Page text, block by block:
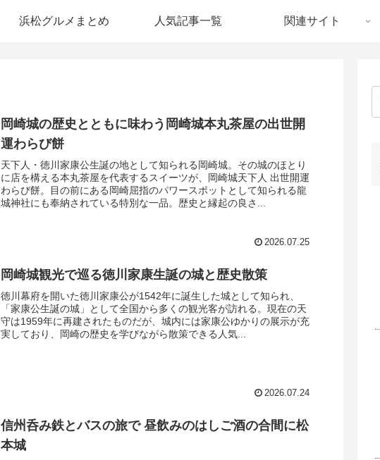
浜松グルメまとめ 人気記事一覧 関連サイト
岡崎城の歴史とともに味わう岡崎城本丸茶屋の出世開
運わらび餅
天下人・徳川家康公生誕の地として知られる岡崎城。その城のほとり
に店を構える本丸茶屋を代表するスイーツが、岡崎城天下人 出世開運
わらび餅。目の前にある岡崎屈指のパワースポットとして知られる龍
城神社にも奉納されている特別な一品。歴史と縁起の良さ...
2026.07.25
岡崎城観光で巡る徳川家康生誕の城と歴史散策
徳川幕府を開いた徳川家康公が1542年に誕生した城として知られ、
「家康公生誕の城」として全国から多くの観光客が訪れる。現在の天
守は1959年に再建されたものだが、城内には家康公ゆかりの展示が充
実しており、岡崎の歴史を学びながら散策できる人気...
2026.07.24
信州呑み鉄とバスの旅で 昼飲みのはしご酒の合間に松
本城